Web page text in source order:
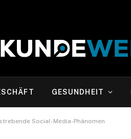
GESUNDHEIT
Social-Media-Phänomen